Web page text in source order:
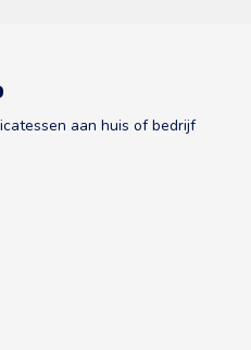
aan huis of bedrijf